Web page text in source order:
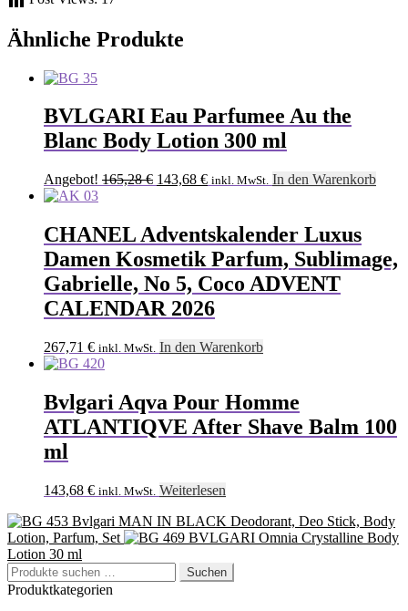
Ähnliche Produkte
BVLGARI Eau Parfumee Au the
Blanc Body Lotion 300 ml
Angebot! 165,28€ Ursprünglicher
165,28 €
143,68 €Aktueller
143,68 €.
inkl. MwSt. In den Warenkorb
CHANEL Adventskalender Luxus
Damen Kosmetik Parfum, Sublimage,
Gabrielle, No 5, Coco ADVENT
CALENDAR 2026
267,71 € inkl. MwSt. In den Warenkorb
Bvlgari Aqva Pour Homme
ATLANTIQVE After Shave Balm 100
ml
143,68 € inkl. MwSt. Weiterlesen
Bvlgari MAN IN BLACK Deodorant, Deo Stick, Body
Lotion, Parfum, Set
BVLGARI Omnia Crystalline Body
Lotion 30 ml
Suchen
nach:
Suchen
Produktkategorien